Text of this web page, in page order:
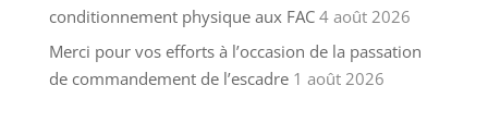
conditionnement physique aux FAC 4 août 2026
Merci pour vos efforts à l’occasion de la passation
de commandement de l’escadre 1 août 2026